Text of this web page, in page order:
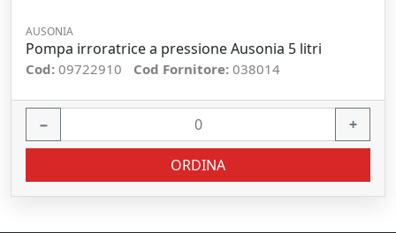
AUSONIA
Pompa irroratrice a pressione Ausonia 5 litri
Cod: 09722910 Cod Fornitore: 038014
− +
ORDINA